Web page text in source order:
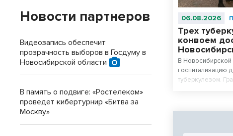
06.08.2026
Трех
конвоем
В Новосибирской
госпитализацию
туберкулезом.
Новости партнеров
Видеозапись обеспечит
прозрачность выборов в Госдуму в
Новосибирской области
В память о подвиге: «Ростелеком»
проведет кибертурнир «Битва за
Москву»